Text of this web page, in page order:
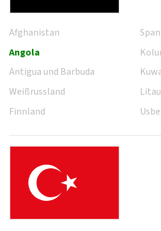
Afghanistan
Angola
Antigua und Barbuda
Weißrussland
Finnland